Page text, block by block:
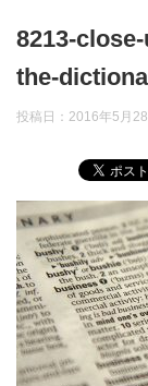
8213-
the-
投稿日：2016年5月28